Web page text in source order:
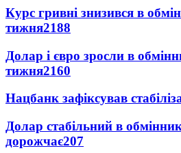
Курс гривні знизився в
тижня2188
Долар і євро зросли в
тижня2160
Нацбанк зафіксував
Долар стабільний в
дорожчає207